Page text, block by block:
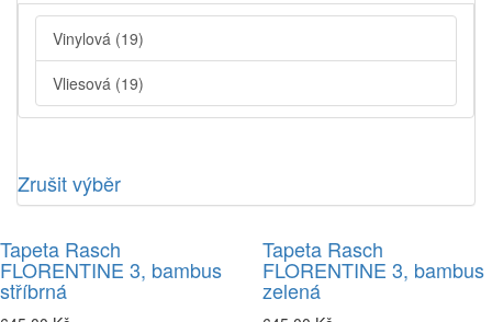
Vinylová (19)
Vliesová (19)
Zrušit výběr
Tapeta Rasch
FLORENTINE 3, bambus
stříbrná
Tapeta Rasch
FLORENTINE 3, bambus
zelená